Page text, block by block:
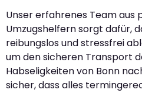
Unser erfahrenes Team aus
Umzugshelfern sorgt dafür,
reibungslos und stressfrei
um den sicheren Transport
Habseligkeiten von Bonn
sicher, dass alles